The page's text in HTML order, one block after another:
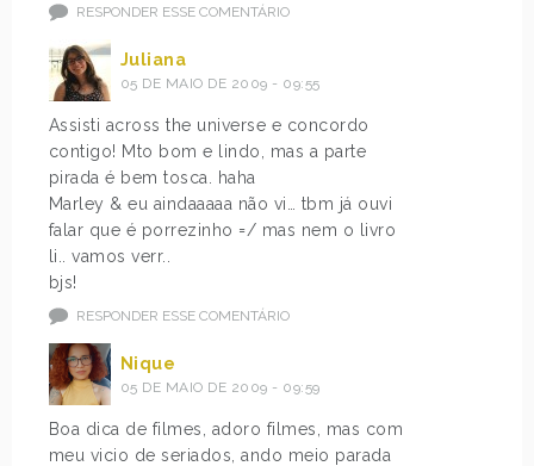
RESPONDER ESSE COMENTÁRIO
Juliana
05 DE MAIO DE 2009 - 09:55
Assisti across the universe e concordo
contigo! Mto bom e lindo, mas a parte
pirada é bem tosca. haha
Marley & eu aindaaaaa não vi… tbm já ouvi
falar que é porrezinho =/ mas nem o livro
li.. vamos verr..
bjs!
RESPONDER ESSE COMENTÁRIO
Nique
05 DE MAIO DE 2009 - 09:59
Boa dica de filmes, adoro filmes, mas com
meu vicio de seriados, ando meio parada